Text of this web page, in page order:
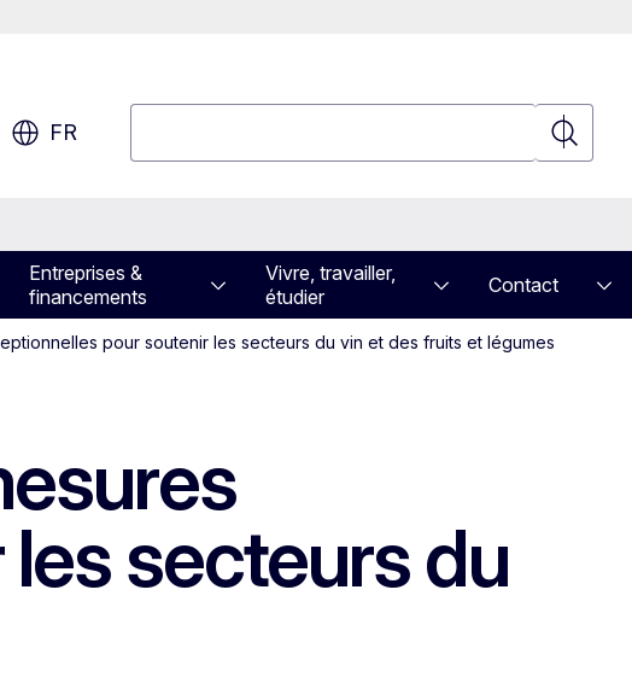
FR
Entreprises &
financements
Vivre, travailler,
étudier
Contact
pour soutenir les secteurs du vin et des fruits et légumes
secteurs du